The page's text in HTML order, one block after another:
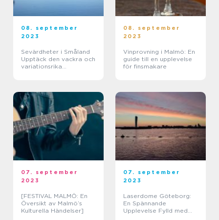
08. september
2023
Sevärdheter i Småland
Upptäck den vackra och
variationsrika
08. september
2023
Vinprovning i Malmö: En
guide till en upplevelse
för finsmakare
07. september
2023
[FESTIVAL MALMÖ: En
Översikt av Malmö’s
Kulturella Händelser]
07. september
2023
Laserdome Göteborg:
En Spännande
Upplevelse Fylld med